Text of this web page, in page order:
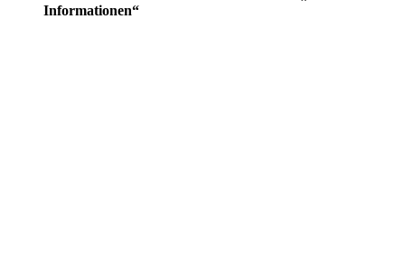
Informationen“